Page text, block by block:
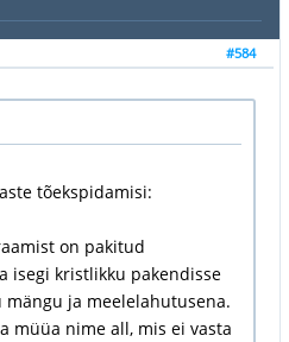
#584
tõekspidamisi:
on pakitud
isegi kristlikku pakendisse
ja meelelahutusena.
müüa nime all, mis ei vasta